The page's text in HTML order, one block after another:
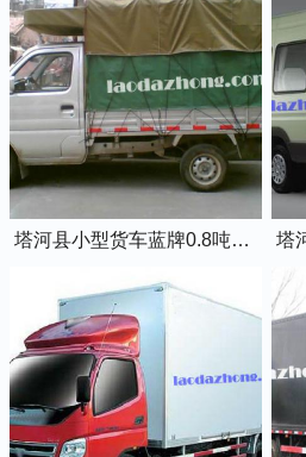
塔河县小型货车蓝牌0.8吨小卡车